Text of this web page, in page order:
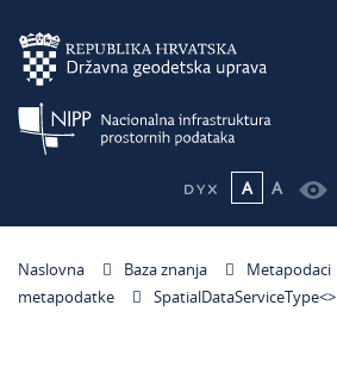
A A
Naslovna Baza znanja Metapodaci
metapodatke
SpatialDataServiceType<>